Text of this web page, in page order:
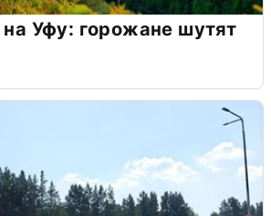
Уфу: горожане шутят